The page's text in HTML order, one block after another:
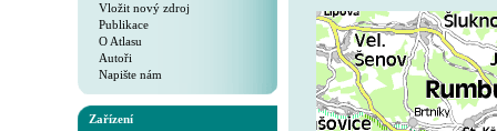
Vložit nový zdroj
Publikace
O Atlasu
Autoři
Napište nám
Zařízení